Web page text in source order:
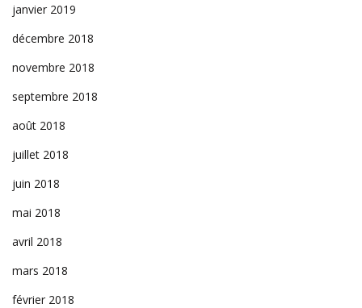
janvier 2019
décembre 2018
novembre 2018
septembre 2018
août 2018
juillet 2018
juin 2018
mai 2018
avril 2018
mars 2018
février 2018